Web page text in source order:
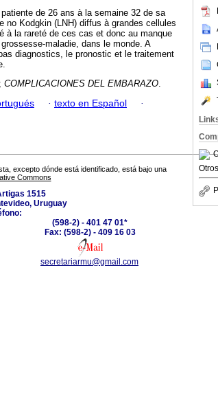
Otros
de 26 ans à la semaine 32 de sa
no Kodgkin (LNH) diffus à grandes cellules
à la rareté de ces cas et donc au manque
maladie, dans le monde. A
diagnostics, le pronostic et le traitement
COMPLICACIONES DEL EMBARAZO.
· texto en Español
·
excepto dónde está identificado, está bajo una
Commons
1515
Uruguay
(598-2) - 401 47 01*
Fax: (598-2) - 409 16 03
secretariarmu@gmail.com